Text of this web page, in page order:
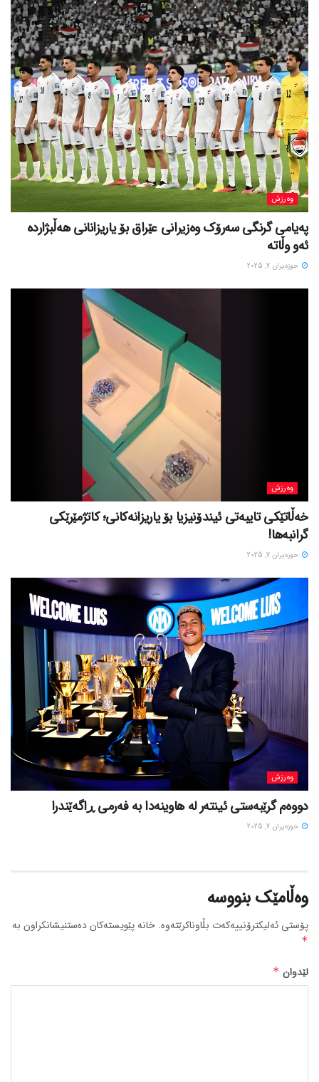
وەرزش
پەیامی گرنگی سەرۆک وەزیرانی عێراق بۆ یاریزانانی هەڵبژارده
ئەو وڵاتە
حوزه‌یران 7, 2025
وەرزش
خەڵاتێکی تایبەتی ئیندۆنیزیا بۆ یاریزانەکانی؛ کاتژمێرێکی
گرانبەها!
حوزه‌یران 7, 2025
وەرزش
دووەم گرێبەستی ئینتەر لە هاوینەدا بە فەرمی ڕاگەێندرا
حوزه‌یران 7, 2025
وەڵامێک بنووسە
پۆستی ئەلیکترۆنییەکەت بڵاوناکرێتەوە. خانە پێویستەکان دەستنیشانکراون بە
*
لێدوان *